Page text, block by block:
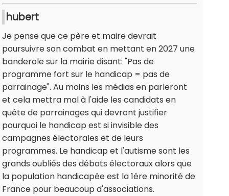
hubert
Je pense que ce père et maire devrait
poursuivre son combat en mettant en 2027 une
banderole sur la mairie disant: "Pas de
programme fort sur le handicap = pas de
parrainage". Au moins les médias en parleront
et cela mettra mal à l'aide les candidats en
quête de parrainages qui devront justifier
pourquoi le handicap est si invisible des
campagnes électorales et de leurs
programmes. Le handicap et l'autisme sont les
grands oubliés des débats électoraux alors que
la population handicapée est la 1ére minorité de
France pour beaucoup d'associations.